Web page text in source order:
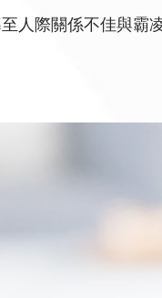
人際關係不佳與霸